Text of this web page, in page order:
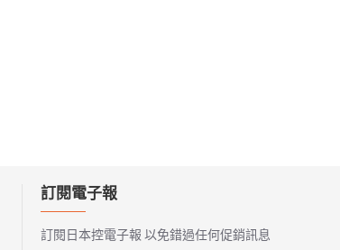
訂閱電子報
訂閱日本控電子報 以免錯過任何促銷訊息